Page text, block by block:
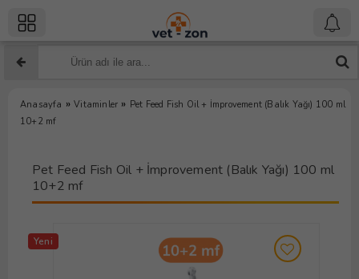
Anasayfa » Vitaminler » Pet Feed Fish Oil + İmprovement (Balık Yağı) 100 ml
10+2 mf
Pet Feed Fish Oil + İmprovement (Balık Yağı) 100 ml
10+2 mf
Yeni